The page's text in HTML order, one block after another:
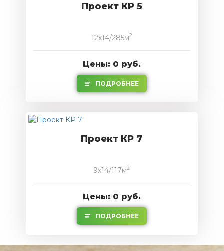
Проект КР 5
12x14/285м2
Цены: 0 руб.
ПОДРОБНЕЕ
Проект КР 7
9x14/117м2
Цены: 0 руб.
ПОДРОБНЕЕ